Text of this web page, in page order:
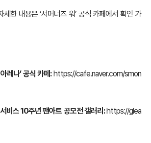
세한 내용은 ‘서머너즈 워’ 공식 카페에서 확인 가
레나’ 공식 카페: https://cafe.naver.com/smon
비스 10주년 팬아트 공모전 갤러리: https://glea